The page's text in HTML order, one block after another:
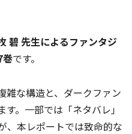
碧 先生によるファンタジ
巻です。
雑な構造と、ダークファン
。一部では「ネタバレ」
、本レポートでは致命的な